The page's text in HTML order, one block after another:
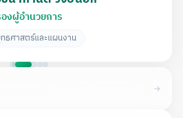
งผู้อำนวยการ
ธศาสตร์และแผนงาน